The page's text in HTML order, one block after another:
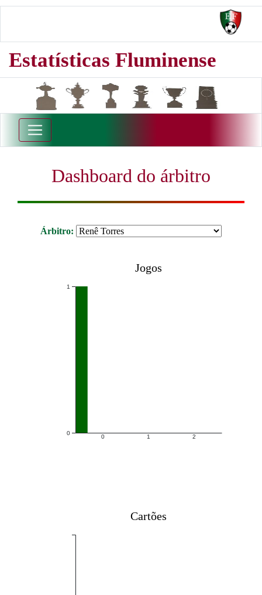
Estatísticas Fluminense
Dashboard do árbitro
Árbitro:
0 1 2
0
1
Jogos
Cartões